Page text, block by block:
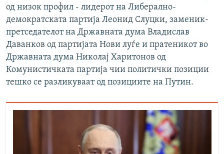
од низок профил - лидерот на Либерално-
демократската партија Леонид Слуцки, заменик-
претседателот на Државната дума Владислав
Даванков од партијата Нови луѓе и пратеникот во
Државната дума Николај Харитонов од
Комунистичката партија чии политички позиции
тешко се разликуваат од позициите на Путин.